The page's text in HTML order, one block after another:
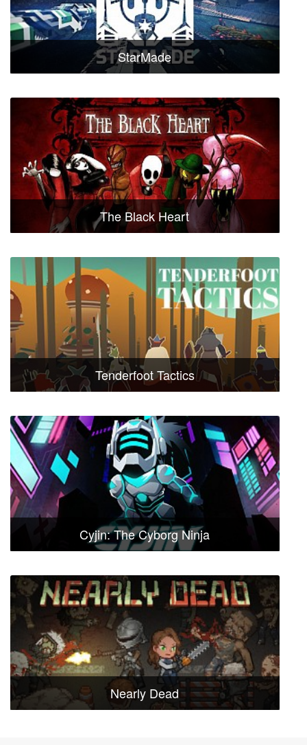
StarMade
The Black Heart
Tenderfoot Tactics
Cyjin: The Cyborg Ninja
Nearly Dead